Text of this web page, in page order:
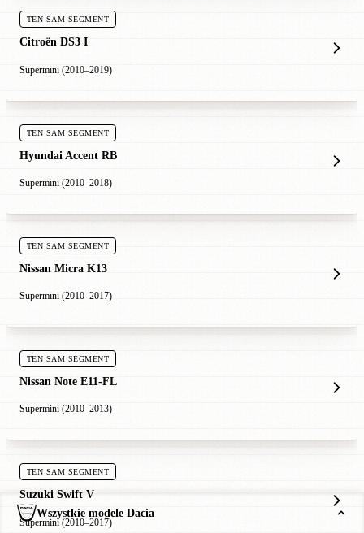
TEN SAM SEGMENT
Citroën DS3 I
Supermini (2010–2019)
TEN SAM SEGMENT
Hyundai Accent RB
Supermini (2010–2018)
TEN SAM SEGMENT
Nissan Micra K13
Supermini (2010–2017)
TEN SAM SEGMENT
Nissan Note E11-FL
Supermini (2010–2013)
TEN SAM SEGMENT
Suzuki Swift V
Supermini (2010–2017)
Wszystkie modele Dacia